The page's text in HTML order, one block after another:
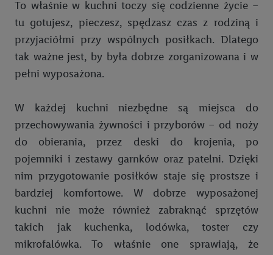
To właśnie w kuchni toczy się codzienne życie –
tu gotujesz, pieczesz, spędzasz czas z rodziną i
przyjaciółmi przy wspólnych posiłkach. Dlatego
tak ważne jest, by była dobrze zorganizowana i w
pełni wyposażona.
W każdej kuchni niezbędne są miejsca do
przechowywania żywności i przyborów – od noży
do obierania, przez deski do krojenia, po
pojemniki i zestawy garnków oraz patelni. Dzięki
nim przygotowanie posiłków staje się prostsze i
bardziej komfortowe. W dobrze wyposażonej
kuchni nie może również zabraknąć sprzętów
takich jak kuchenka, lodówka, toster czy
mikrofalówka. To właśnie one sprawiają, że
wykorzystany do rozpoznania użytkownika i zebrania
informacji o sposobie korzystania przez niego z usług Lidl. W
szczególności technologia ta może być również
wykorzystywana do rozpoznawania użytkownika w usługach
obsługiwanych przez podmioty trzecie, abyśmy mogli
korzystanie z technologii Utiq można wycofać w dowolnym
momencie za pośrednictwem portalu ochrony
danych Utiq
("consenthub")lub poprzez "Dostosuj"/"Korzystanie z
technologii Utiq opartej na telekomunikacji do celów
marketingu cyfrowego" w opcjach rozwijanych poniżej
(wyłącznie w odniesieniu usług Lidl). Więcej informacji
można znaleźć wpolityce prywatności Utiq.
Kliknięcie w przycisk "Odrzuć" powoduje, że aktywne są
wyłącznie technicznie niezbędne technologie. Klikając
"Zgadzam się", użytkownik wyraża zgodę na przetwarzanie